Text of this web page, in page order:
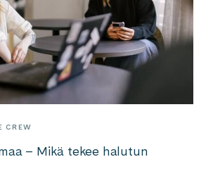
CREW
– Mikä tekee halutun